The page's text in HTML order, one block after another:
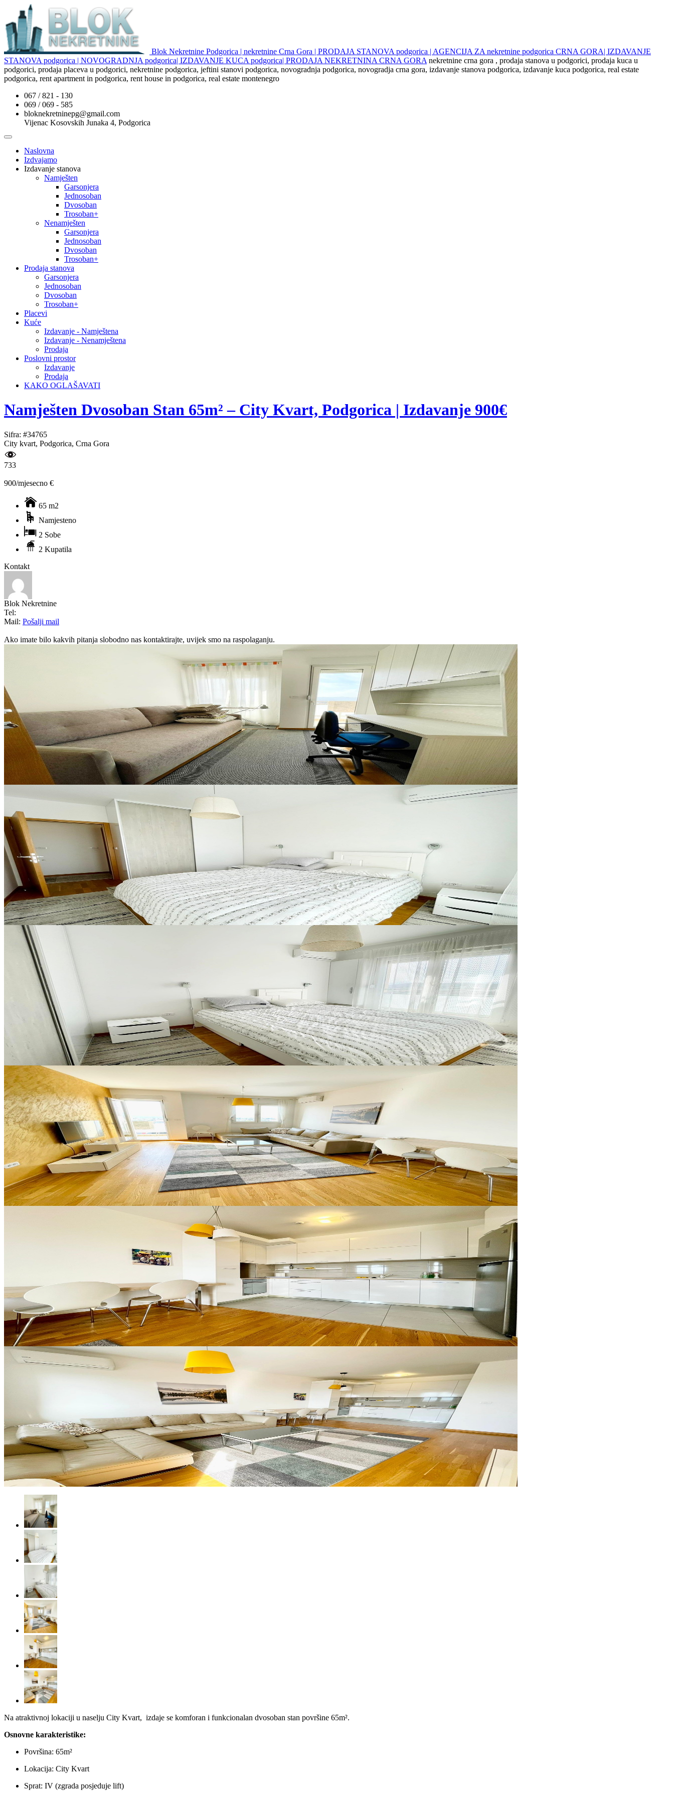
Blok Nekretnine Podgorica | nekretnine Crna Gora | PRODAJA STANOVA podgorica | AGENCIJA ZA nekretnine podgorica CRNA GORA| IZDAVANJE
STANOVA podgorica | NOVOGRADNJA podgorica| IZDAVANJE KUCA podgorica| PRODAJA NEKRETNINA CRNA GORA nekretnine crna gora , prodaja stanova u podgorici, prodaja kuca u
podgorici, prodaja placeva u podgorici, nekretnine podgorica, jeftini stanovi podgorica, novogradnja podgorica, novogradja crna gora, izdavanje stanova podgorica, izdavanje kuca podgorica, real estate
podgorica, rent apartment in podgorica, rent house in podgorica, real estate montenegro
067 / 821 - 130
069 / 069 - 585
bloknekretninepg@gmail.com
Vijenac Kosovskih Junaka 4, Podgorica
Naslovna
Izdvajamo
Izdavanje stanova
Namješten
Garsonjera
Jednosoban
Dvosoban
Trosoban+
Nenamješten
Garsonjera
Jednosoban
Dvosoban
Trosoban+
Prodaja stanova
Garsonjera
Jednosoban
Dvosoban
Trosoban+
Placevi
Kuće
Izdavanje - Namještena
Izdavanje - Nenamještena
Prodaja
Poslovni prostor
Izdavanje
Prodaja
KAKO OGLAŠAVATI
Namješten Dvosoban Stan 65m² – City Kvart, Podgorica | Izdavanje 900€
Sifra: #34765
City kvart, Podgorica, Crna Gora
733
900/mjesecno €
65 m2
Namjesteno
2 Sobe
2 Kupatila
Kontakt
Blok Nekretnine
Tel:
Mail: Pošalji mail
Ako imate bilo kakvih pitanja slobodno nas kontaktirajte, uvijek smo na raspolaganju.
Na atraktivnoj lokaciji u naselju City Kvart, izdaje se komforan i funkcionalan dvosoban stan površine 65m².
Osnovne karakteristike:
Površina: 65m²
Lokacija: City Kvart
Sprat: IV (zgrada posjeduje lift)